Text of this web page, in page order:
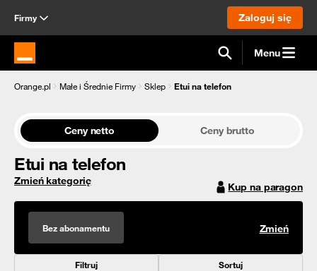
Firmy Zaloguj się
Strona główna Orange.pl Menu
Orange.pl Małe i Średnie Firmy Sklep Etui na telefon
Ceny netto Ceny brutto
Etui na telefon
Zmień kategorię Kup na paragon
Bez abonamentu Zmień
Filtruj Sortuj